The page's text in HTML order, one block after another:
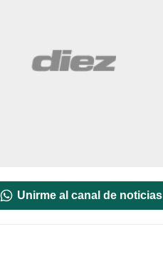
Unirme al canal de noticias